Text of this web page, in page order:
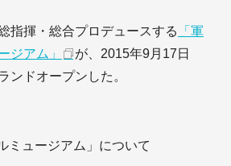
指揮・総合プロデュースする
「軍
ジアム」
が、2015年9月17日
ンドオープンした。
ミュージアム」について